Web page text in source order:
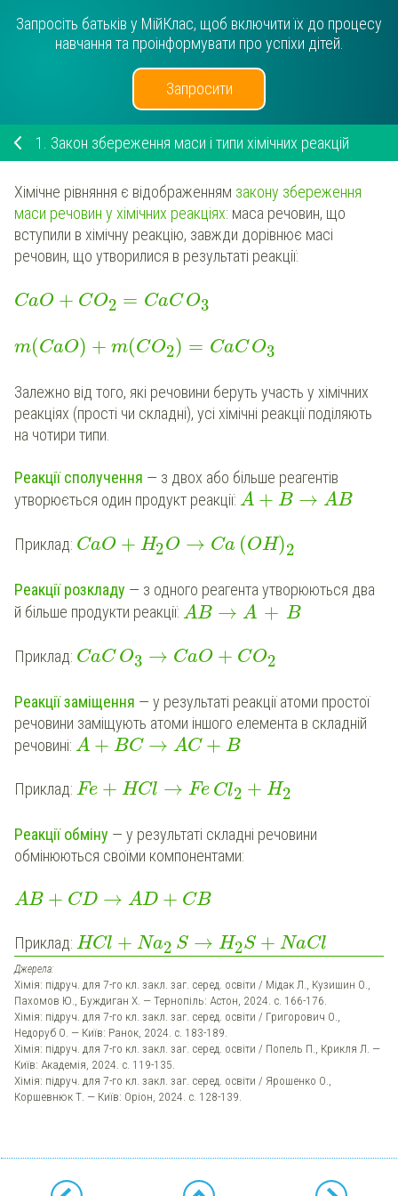
Запросіть батьків у МійКлас, щоб включити їх до процесу
навчання та проінформувати про успіхи дітей.
Запросити
1. Закон збереження маси і типи хімічних реакцій
Хімічне рівняння є відображенням закону збереження
маси речовин у хімічних реакціях: маса речовин, що
вступили в хімічну реакцію, завжди дорівнює масі
речовин, що утворилися в результаті реакції:
CaO + CO2 = CaC O3
m(CaO) + m(CO2) = CaC O3
Залежно від того, які речовини беруть участь у хімічних
реакціях (прості чи складні), усі хімічні реакції поділяють
на чотири типи.
Реакції сполучення — з двох або більше реагентів
утворюється один продукт реакції: A + B → AB
Приклад: CaO + H2O → Ca (OH)2
Реакції розкладу — з одного реагента утворюються два
й більше продукти реакції: AB → A + B
Приклад: CaC O3 → CaO + CO2
Реакції заміщення — у результаті реакції атоми простої
речовини заміщують атоми іншого елемента в складній
речовині: A + BC → AC + B
Приклад: Fe + HCl → Fe Cl2 + H2
Реакції обміну — у результаті складні речовини
обмінюються своїми компонентами:
AB + CD → AD + CB
Приклад: HCl + Na2 S → H2S + NaCl
Джерела:
Хімія: підруч. для 7-го кл. закл. заг. серед. освіти / Мідак Л., Кузишин О.,
Пахомов Ю., Буждиган Х. — Тернопіль: Астон, 2024. с. 166-176.
Хімія: підруч. для 7-го кл. закл. заг. серед. освіти / Григорович О.,
Недоруб О. — Київ: Ранок, 2024. с. 183-189.
Хімія: підруч. для 7-го кл. закл. заг. серед. освіти / Попель П., Крикля Л. —
Київ: Академія, 2024. с. 119-135.
Хімія: підруч. для 7-го кл. закл. заг. серед. освіти / Ярошенко О.,
Коршевнюк Т. — Київ: Оріон, 2024. с. 128-139.